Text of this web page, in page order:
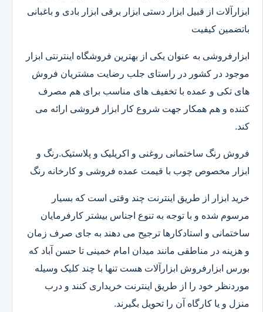
ابزارآلات از قبیل ابزار دستی ابزار برقی ابزار بادی و باغبانی
باتضمین کیفیت
ابزارفروشی به عنوان یکی از بهترین فروشگاه اینترنتی ابزار
موجود در کشور در راستای جلب رضایت مشتریان فروش
های تکی و عمده با تخفیف های مناسب برای هم مصرف
کننده و هم همکار جهت شروع کار ابزار فروشی ارائه می
کند.
فروش رنگ ساختمانی روغنی و اکریلیک و پلاستیک.رنگ و
ابزار مخصوص چوب با قیمت عمده فروشی و کارخانه رنگ
خرید ابزار از طریق اینترنت چند وقتی است که بسیار
مرسوم شده و با توجه به تنوع اجناس بیشتر کارفرمایان
ساختمانی و استادکارها ترجیح می دهند به جای صرف زمان
و هزینه در مناطقی مانند میدان امام خمینی تا حسن آباد که
بورس ابزارفروش ابزارآلات هست تنها با چند کلیک وسیله
موردنظر خود را از طریق اینترنت خریداری کنند و درب
منزل و یا کارگاه آن را تحویل بگیرند.